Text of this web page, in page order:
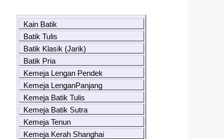
Kain Batik
Batik Tulis
Batik Klasik (Jarik)
Batik Pria
Kemeja Lengan Pendek
Kemeja LenganPanjang
Kemeja Batik Tulis
Kemeja Batik Sutra
Kemeja Tenun
Kemeja Kerah Shanghai